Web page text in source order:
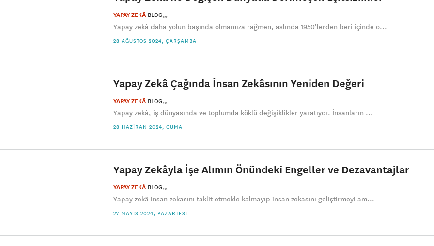
YAPAY ZEKÂ BLOG
Yapay zekâ daha yolun başında olmamıza rağmen, aslında 1950’lerden beri içinde o...
28 AĞUSTOS 2024, ÇARŞAMBA
Yapay Zekâ Çağında İnsan Zekâsının Yeniden Değeri
YAPAY ZEKÂ BLOG
Yapay zekâ, iş dünyasında ve toplumda köklü değişiklikler yaratıyor. İnsanların ...
28 HAZIRAN 2024, CUMA
Yapay Zekâyla İşe Alımın Önündeki Engeller ve Dezavantajlar
YAPAY ZEKÂ BLOG
Yapay zekâ insan zekasını taklit etmekle kalmayıp insan zekasını geliştirmeyi am...
27 MAYIS 2024, PAZARTESI